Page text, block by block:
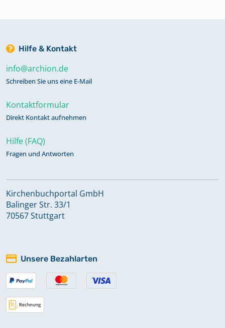
Hilfe & Kontakt
info@archion.de
Schreiben Sie uns eine E-Mail
Kontaktformular
Direkt Kontakt aufnehmen
Hilfe (FAQ)
Fragen und Antworten
Kirchenbuchportal GmbH
Balinger Str. 33/1
70567 Stuttgart
Unsere Bezahlarten